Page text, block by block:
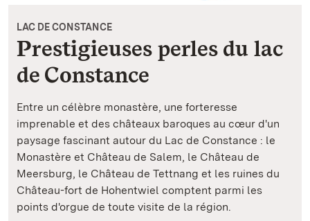
LAC DE CONSTANCE
Prestigieuses perles du lac
de Constance
Entre un célèbre monastère, une forteresse
imprenable et des châteaux baroques au cœur d'un
paysage fascinant autour du Lac de Constance : le
Monastère et Château de Salem, le Château de
Meersburg, le Château de Tettnang et les ruines du
Château-fort de Hohentwiel comptent parmi les
points d'orgue de toute visite de la région.